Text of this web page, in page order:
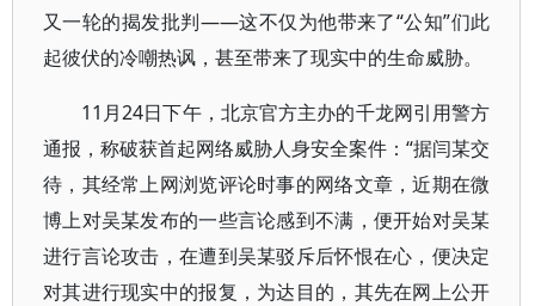
又一轮的揭发批判——这不仅为他带来了“公知”们此
起彼伏的冷嘲热讽，甚至带来了现实中的生命威胁。
11月24日下午，北京官方主办的千龙网引用警方
通报，称破获首起网络威胁人身安全案件：“据闫某交
待，其经常上网浏览评论时事的网络文章，近期在微
博上对吴某发布的一些言论感到不满，便开始对吴某
进行言论攻击，在遭到吴某驳斥后怀恨在心，便决定
对其进行现实中的报复，为达目的，其先在网上公开